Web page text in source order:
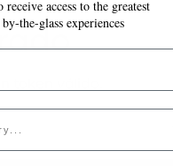
token válido.
access to the greatest
the-glass experiences